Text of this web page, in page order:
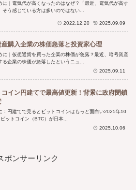
に｜電気代が高くなったのはなぜ？「最近、電気代が高す
う感じている方は多いのではない...
2022.12.20 2025.09.09
産購入企業の株価急落と投資家心理
に｜仮想通貨を買った企業の株価が急落？最近、暗号資産
る企業の株価が急落したというニュ...
2025.09.11
コイン円建てで最高値更新！背景に政府閉鎖
：円建てで見るとビットコインはもっと面白い2025年10
ットコイン（BTC）が日本...
2025.10.06
ポンサーリンク